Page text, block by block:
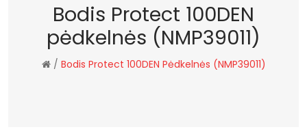
Bodis Protect 100DEN
pėdkelnės (NMP39011)
/ Bodis Protect 100DEN Pėdkelnės (NMP39011)